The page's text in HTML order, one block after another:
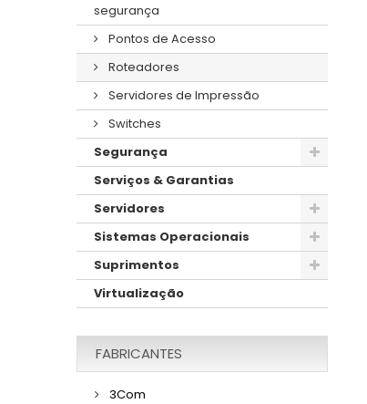
segurança
Pontos de Acesso
Roteadores
Servidores de Impressão
Switches
Segurança
Serviços & Garantias
Servidores
Sistemas Operacionais
Suprimentos
Virtualização
FABRICANTES
3Com